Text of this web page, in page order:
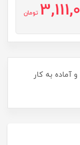
تومان
سالم و آماده به کار